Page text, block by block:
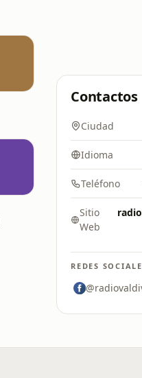
Contactos
Ciudad
Idioma
Teléfono
Sitio
Web
REDES